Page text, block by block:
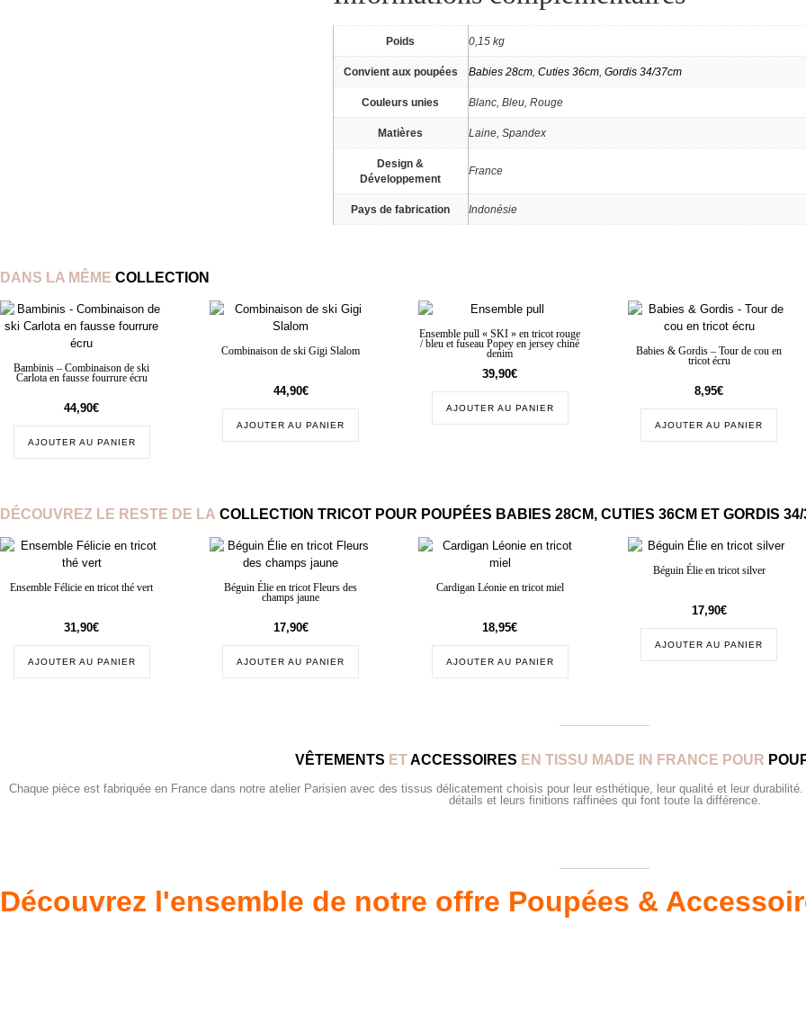
Poids 0,15 kg
Convient aux poupées Babies 28cm, Cuties 36cm, Gordis 34/37cm
Couleurs unies Blanc, Bleu, Rouge
Matières Laine, Spandex
Design &
Développement
France
Pays de fabrication Indonésie
DANS LA MÊME COLLECTION
Bambinis – Combinaison de ski
Carlota en fausse fourrure écru
44,90€
AJOUTER AU PANIER
Combinaison de ski Gigi Slalom
44,90€
AJOUTER AU PANIER
Ensemble pull « SKI » en tricot rouge
/ bleu et fuseau Popey en jersey chiné
denim
39,90€
AJOUTER AU PANIER
Babies & Gordis – Tour de cou en
tricot écru
8,95€
AJOUTER AU PANIER
DÉCOUVREZ LE RESTE DE LA COLLECTION TRICOT POUR POUPÉES BABIES 28CM, CUTIES 36CM ET GORDIS 34/
Ensemble Félicie en tricot thé vert
31,90€
AJOUTER AU PANIER
Béguin Élie en tricot Fleurs des
champs jaune
17,90€
AJOUTER AU PANIER
Cardigan Léonie en tricot miel
18,95€
AJOUTER AU PANIER
Béguin Élie en tricot silver
17,90€
AJOUTER AU PANIER
VÊTEMENTS ETACCESSOIRES EN TISSU MADE IN FRANCE POUR
Chaque pièce est fabriquée en France dans notre atelier Parisien avec des tissus délicatement choisis pour leur esthétique, leur qualité et leur
détails et leurs finitions raffinées qui font toute la différence.
Découvrez l'ensemble de notre offre Poupées &